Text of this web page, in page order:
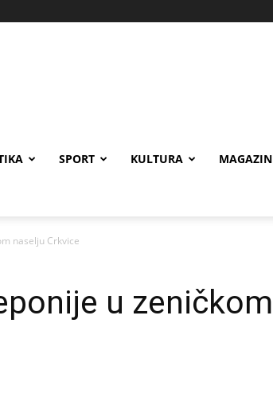
SPORT KULTURA MAGAZIN
naselju Crkvice
u zeničkom